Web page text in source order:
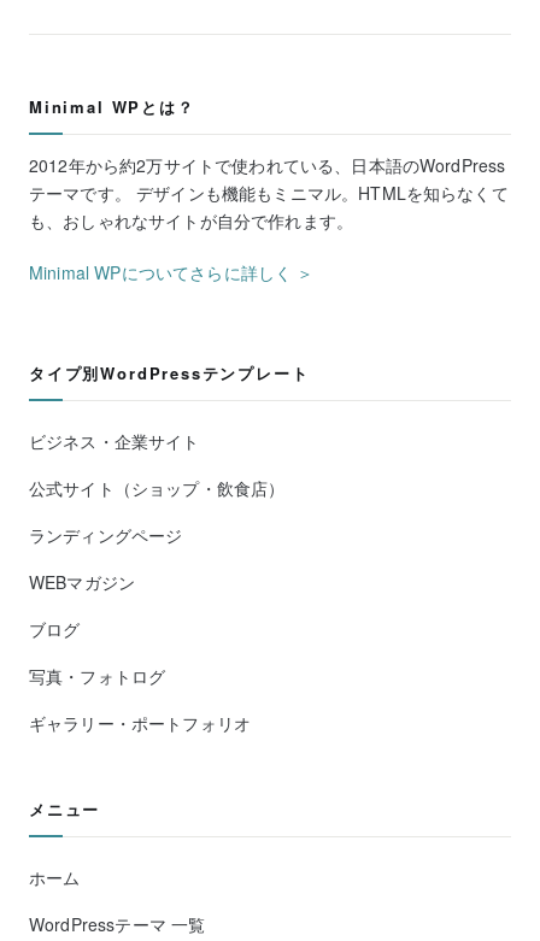
Minimal WPとは？
2012年から約2万サイトで使われている、日本語のWordPress
テーマです。 デザインも機能もミニマル。HTMLを知らなくて
も、おしゃれなサイトが自分で作れます。
Minimal WPについてさらに詳しく ＞
タイプ別WordPressテンプレート
ビジネス・企業サイト
公式サイト（ショップ・飲食店）
ランディングページ
WEBマガジン
ブログ
写真・フォトログ
ギャラリー・ポートフォリオ
メニュー
ホーム
WordPressテーマ 一覧